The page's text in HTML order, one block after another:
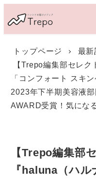
イ
トップページ 最新
【Trepo編集部セレ
「コンフォート スキ
2023年下半期美容液
AWARD受賞！気にな
【Trepo編集部
『haluna（ハ